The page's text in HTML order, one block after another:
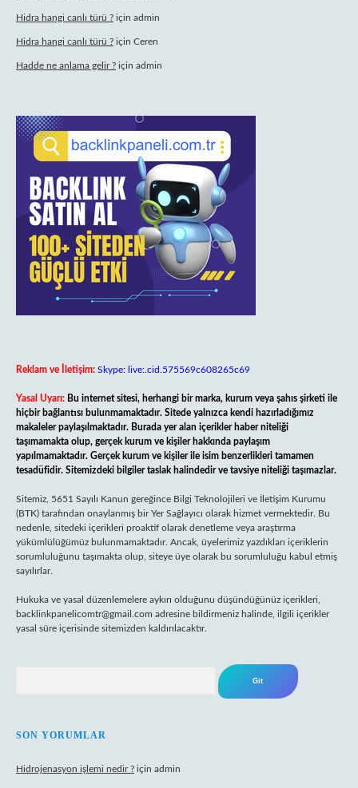
Hidra hangi canlı türü ? için admin
Hidra hangi canlı türü ? için Ceren
Hadde ne anlama gelir ? için admin
Reklam ve İletişim: Skype: live:.cid.575569c608265c69
Yasal Uyarı: Bu internet sitesi, herhangi bir marka, kurum veya şahıs şirketi ile
hiçbir bağlantısı bulunmamaktadır. Sitede yalnızca kendi hazırladığımız
makaleler paylaşılmaktadır. Burada yer alan içerikler haber niteliği
taşımamakta olup, gerçek kurum ve kişiler hakkında paylaşım
yapılmamaktadır. Gerçek kurum ve kişiler ile isim benzerlikleri tamamen
tesadüfidir. Sitemizdeki bilgiler taslak halindedir ve tavsiye niteliği taşımazlar.
Sitemiz, 5651 Sayılı Kanun gereğince Bilgi Teknolojileri ve İletişim Kurumu
(BTK) tarafından onaylanmış bir Yer Sağlayıcı olarak hizmet vermektedir. Bu
nedenle, sitedeki içerikleri proaktif olarak denetleme veya araştırma
yükümlülüğümüz bulunmamaktadır. Ancak, üyelerimiz yazdıkları içeriklerin
sorumluluğunu taşımakta olup, siteye üye olarak bu sorumluluğu kabul etmiş
sayılırlar.
Hukuka ve yasal düzenlemelere aykırı olduğunu düşündüğünüz içerikleri,
backlinkpanelicomtr@gmail.com adresine bildirmeniz halinde, ilgili içerikler
yasal süre içerisinde sitemizden kaldırılacaktır.
SON YORUMLAR
Hidrojenasyon işlemi nedir ? için admin